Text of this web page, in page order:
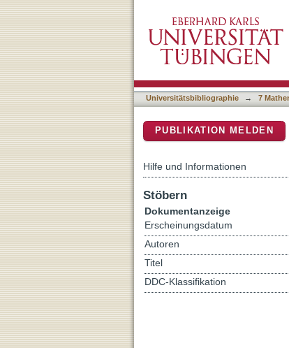
patients with no
Universitätsbibliographie → 7
PUBLIKATION MELDEN
Hilfe und Informationen
Stöbern
Dokumentanzeige
Erscheinungsdatum
Autoren
Titel
DDC-Klassifikation